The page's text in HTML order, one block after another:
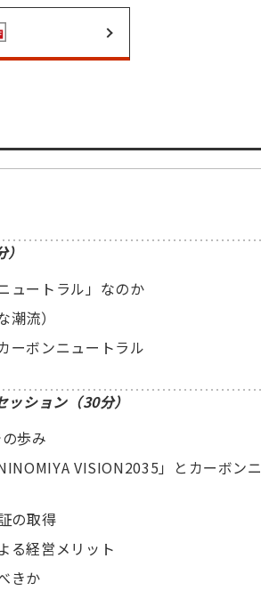
ュートラル」なのか
流）
ーボンニュートラル
ション（30分）
歩み
VISION2035」とカーボンニ
の取得
る経営メリット
きか